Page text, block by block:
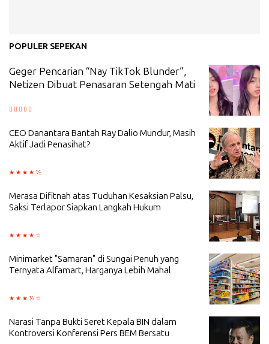
POPULER SEPEKAN
Geger Pencarian “Nay TikTok Blunder”,
Netizen Dibuat Penasaran Setengah Mati
CEO Danantara Bantah Ray Dalio Mundur, Masih
Aktif Jadi Penasihat?
Merasa Difitnah atas Tuduhan Kesaksian Palsu,
Saksi Terlapor Siapkan Langkah Hukum
Minimarket "Samaran" di Sungai Penuh yang
Ternyata Alfamart, Harganya Lebih Mahal
Narasi Tanpa Bukti Seret Kepala BIN dalam
Kontroversi Konferensi Pers BEM Bersatu